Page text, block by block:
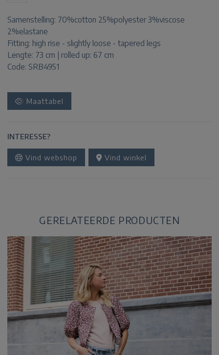
Samenstelling: 70%cotton 25%polyester 3%viscose
2%elastane
Fitting: high rise - slightly loose - tapered legs
Lengte: 73 cm | rolled up: 67 cm
Code: SRB4951
Maattabel
INTERESSE?
Vind webshop Vind winkel
GERELATEERDE PRODUCTEN